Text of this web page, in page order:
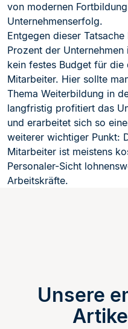
von modernen
Unternehmenserfolg.
Entgegen dieser
Prozent der Unternehmen
kein festes Budget für
Mitarbeiter. Hier sollte
Thema Weiterbildung in
langfristig profitiert das
und erarbeitet sich so
weiterer wichtiger Punkt:
Mitarbeiter ist meistens
Personaler-Sicht
Arbeitskräfte.
Unsere